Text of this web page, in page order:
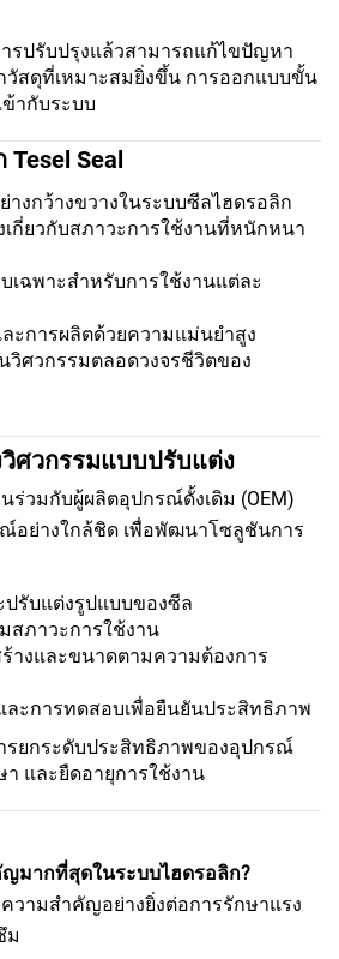
รปรับปรุงแล้วสามารถแก้ไขปัญหา
วัสดุที่เหมาะสมยิ่งขึ้น การออกแบบขั้น
ากับระบบ
Tesel Seal
งกว้างขวางในระบบซีลไฮดรอลิก
เกี่ยวกับสภาวะการใช้งานที่หนักหนา
ฉพาะสำหรับการใช้งานแต่ละ
ะการผลิตด้วยความแม่นยำสูง
ศวกรรมตลอดวงจรชีวิตของ
ศวกรรมแบบปรับแต่ง
นร่วมกับผู้ผลิตอุปกรณ์ดั้งเดิม (OEM)
อย่างใกล้ชิด เพื่อพัฒนาโซลูชันการ
รับแต่งรูปแบบของซีล
สภาวะการใช้งาน
างและขนาดตามความต้องการ
ละการทดสอบเพื่อยืนยันประสิทธิภาพ
รยกระดับประสิทธิภาพของอุปกรณ์
และยืดอายุการใช้งาน
มากที่สุดในระบบไฮดรอลิก?
ามสำคัญอย่างยิ่งต่อการรักษาแรง
ม